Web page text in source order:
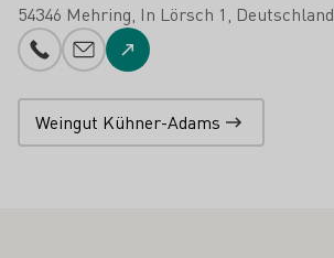
54346 Mehring In Lörsch 1
Deutschland
Telefonnummer
E-Mail-Adresse
Zur Website
Weingut Kühner-Adams